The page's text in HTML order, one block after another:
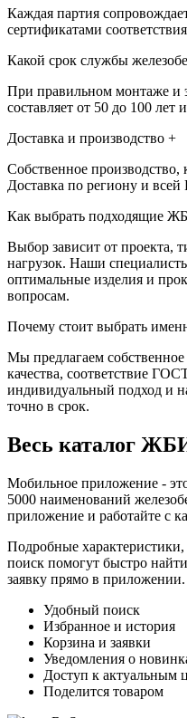
Каждая партия
сертификатами
Какой срок службы
При правильном монтаже и
составляет от 50 до 100 лет
Доставка и производство +
Собственное производство,
Доставка по региону и всей
Как выбрать подходящие
Выбор зависит от проекта,
нагрузок. Наши
оптимальные изделия и
вопросам.
Почему стоит выбрать
Мы предлагаем собственное
качества, соответствие
индивидуальный подход и
точно в срок.
Весь каталог
Мобильное приложение -
5000 наименований
приложение и работайте с
Подробные
поиск помогут быстро
заявку прямо в приложении.
Удобный поиск
Избранное и история
Корзина и заявки
Уведомления о
Доступ к актуальным
Поделится товаром